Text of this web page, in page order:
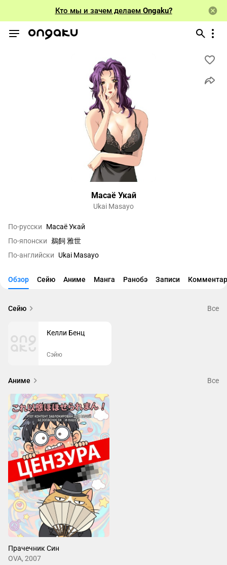
Кто мы и зачем делаем Ongaku?
Масаё Укай
Ukai Masayo
По-русски
Масаё Укай
По-японски
鵜飼 雅世
По-английски
Ukai Masayo
Обзор Сейю Аниме Манга Ранобэ Записи
Сейю Все
Келли Бенц
Сэйю
Аниме Все
Прачечник Син
OVA, 2007